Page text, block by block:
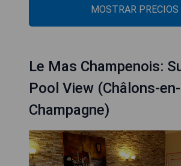
MOSTRAR PRECIOS
Le Mas Champenois:
Pool View (Châlons-en-
Champagne)